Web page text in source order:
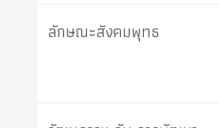
ลักษณะสังคมพุทธ